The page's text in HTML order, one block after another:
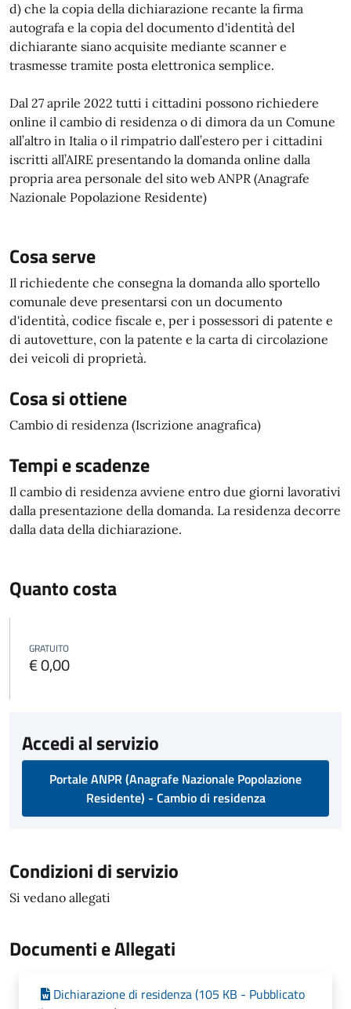
d) che la copia della dichiarazione recante la firma
autografa e la copia del documento d'identità del
dichiarante siano acquisite mediante scanner e
trasmesse tramite posta elettronica semplice.
Dal 27 aprile 2022 tutti i cittadini possono richiedere
online il cambio di residenza o di dimora da un Comune
all’altro in Italia o il rimpatrio dall’estero per i cittadini
iscritti all’AIRE presentando la domanda online dalla
propria area personale del sito web ANPR (Anagrafe
Nazionale Popolazione Residente)
Cosa serve
Il richiedente che consegna la domanda allo sportello
comunale deve presentarsi con un documento
d'identità, codice fiscale e, per i possessori di patente e
di autovetture, con la patente e la carta di circolazione
dei veicoli di proprietà.
Cosa si ottiene
Cambio di residenza (Iscrizione anagrafica)
Tempi e scadenze
Il cambio di residenza avviene entro due giorni lavorativi
dalla presentazione della domanda. La residenza decorre
dalla data della dichiarazione.
Quanto costa
GRATUITO
€ 0,00
Accedi al servizio
Portale ANPR (Anagrafe Nazionale Popolazione
Residente) - Cambio di residenza
Condizioni di servizio
Si vedano allegati
Documenti e Allegati
Dichiarazione di residenza (105 KB - Pubblicato